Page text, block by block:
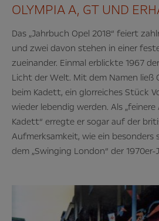
OLYMPIA A, GT UND
Das „Jahrbuch Opel 2018“ feiert
und zwei davon stehen in einer
zueinander. Einmal erblickte 1967 der
Licht der Welt. Mit dem Namen ließ
beim Kadett, ein glorreiches Stück
wieder lebendig werden. Als
Kadett“ erregte er sogar auf der
Aufmerksamkeit, wie ein
dem „Swinging London“ der 1970er-